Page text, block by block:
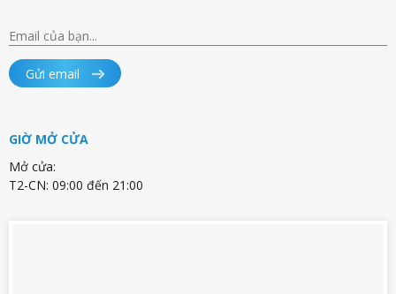
Gửi email
GIỜ MỞ CỬA
Mở cửa:
T2-CN: 09:00 đến 21:00